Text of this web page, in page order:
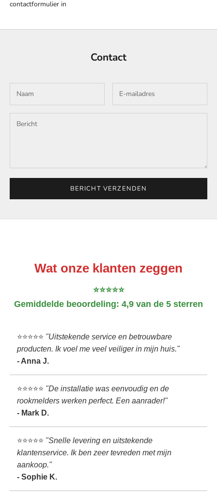
contactformulier in
Contact
BERICHT VERZENDEN
Wat onze klanten zeggen
⭐️⭐️⭐️⭐️⭐️
Gemiddelde beoordeling: 4,9 van de 5 sterren
⭐️⭐️⭐️⭐️⭐️ "Uitstekende service en betrouwbare
producten. Ik voel me veel veiliger in mijn huis."
- Anna J.
⭐️⭐️⭐️⭐️⭐️ "De installatie was eenvoudig en de
rookmelders werken perfect. Een aanrader!"
- Mark D.
⭐️⭐️⭐️⭐️⭐️ "Snelle levering en uitstekende
klantenservice. Ik ben zeer tevreden met mijn
aankoop."
- Sophie K.